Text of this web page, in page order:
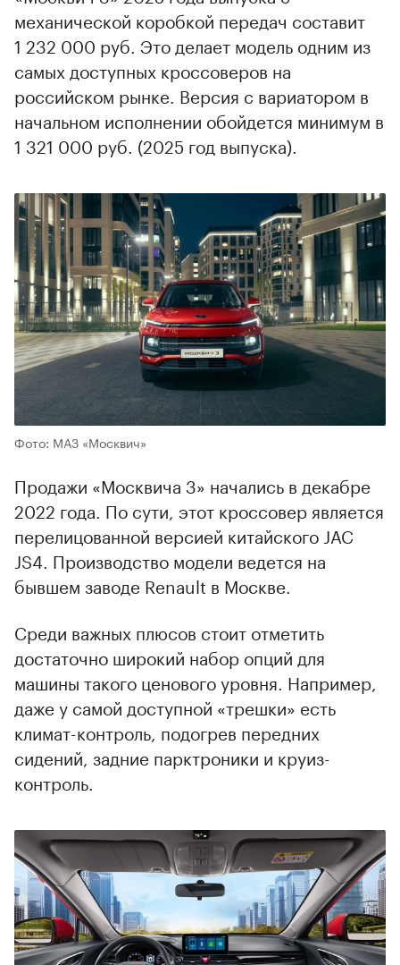
механической коробкой передач составит
1 232 000 руб. Это делает модель одним из
самых доступных кроссоверов на
российском рынке. Версия с вариатором в
начальном исполнении обойдется минимум в
1 321 000 руб. (2025 год выпуска).
Фото: МАЗ «Москвич»
Продажи «Москвича 3» начались в декабре
2022 года. По сути, этот кроссовер является
перелицованной версией китайского JAC
JS4. Производство модели ведется на
бывшем заводе Renault в Москве.
Среди важных плюсов стоит отметить
достаточно широкий набор опций для
машины такого ценового уровня. Например,
даже у самой доступной «трешки» есть
климат-контроль, подогрев передних
сидений, задние парктроники и круиз-
контроль.